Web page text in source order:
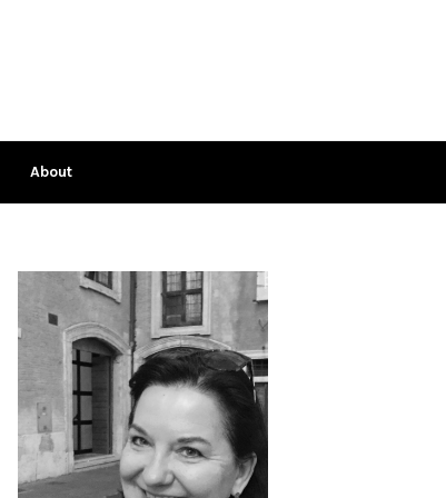
About